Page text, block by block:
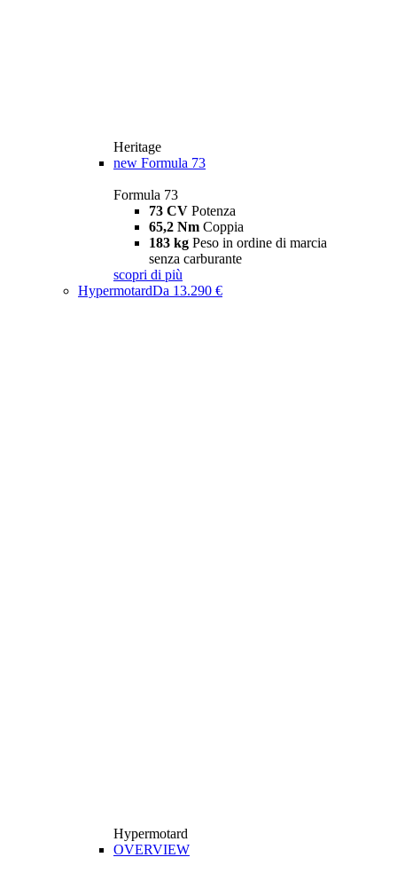
Heritage
new Formula 73
Formula 73
73 CV Potenza
65,2 Nm Coppia
183 kg Peso in ordine di marcia
senza carburante
scopri di più
HypermotardDa 13.290 €
Hypermotard
OVERVIEW